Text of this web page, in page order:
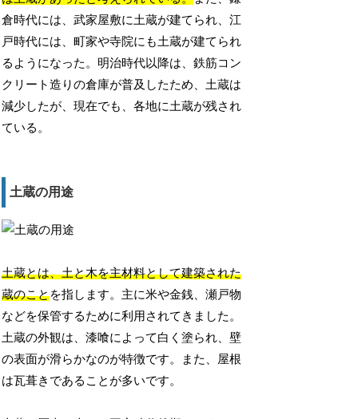
倉時代には、武家屋敷に土蔵が建てられ、江
戸時代には、町家や寺院にも土蔵が建てられ
るようになった。明治時代以降は、鉄筋コン
クリート造りの倉庫が普及したため、土蔵は
減少したが、現在でも、各地に土蔵が残され
ている。
土蔵の用途
土蔵とは、土と木を主材料として建築された
蔵のことを指します。主に米や金銭、瀬戸物
などを保管するために利用されてきました。
土蔵の外観は、漆喰によって白く塗られ、壁
の表面が滑らかなのが特徴です。また、屋根
は瓦葺きであることが多いです。